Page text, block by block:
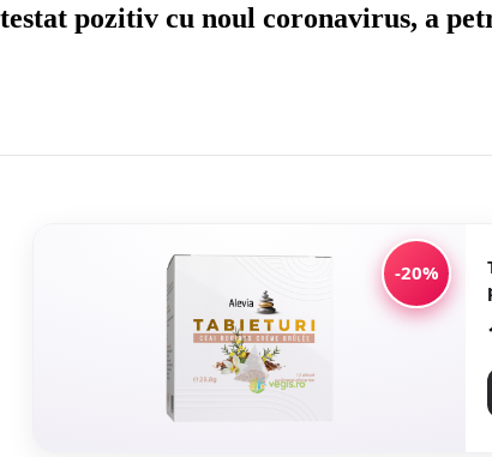
pozitiv cu noul coronavirus, a
-20%